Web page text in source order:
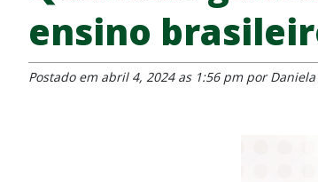
ensino
Postado em abril 4, 2024 as 1:56 pm por